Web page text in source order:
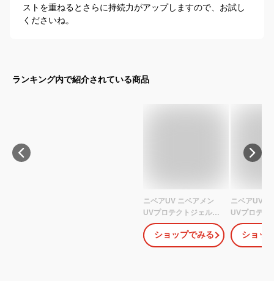
ストを重ねるとさらに持続力がアップしますので、お試し
くださいね。
ランキング内で紹介されている商品
ニベアUV ニベアメン
UVプロテクトジェル
40g 2個セット SPF50+
PA++++ メンズ 日焼け
止め 男性 UVケア (旧)
ショップでみる
ニベアUV
UVプロテク
40g
ンズ 日焼け
UVケア (旧)
ショッ